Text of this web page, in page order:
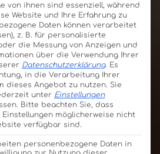
von ihnen sind essenziell, während
Website und Ihre Erfahrung zu
Daten können verarbeitet
z. B. für personalisierte
die Messung von Anzeigen und
über die Verwendung Ihrer
Datenschutzerklärung. Es
in die Verarbeitung Ihrer
dieses Angebot zu nutzen. Sie
unter Einstellungen
Bitte beachten Sie, dass
möglicherweise nicht
verfügbar sind.
personenbezogene Daten in